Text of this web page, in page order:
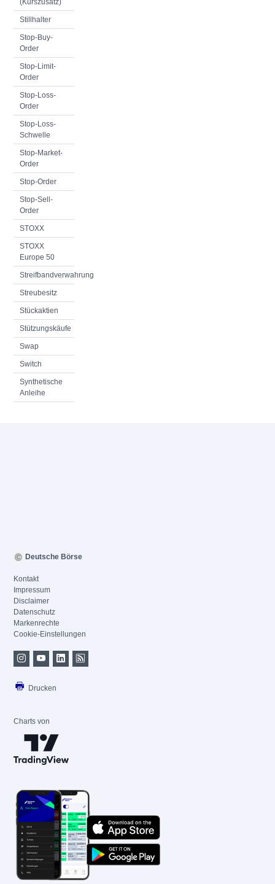
(Kurszusatz)
Stillhalter
Stop-Buy-
Order
Stop-Limit-
Order
Stop-Loss-
Order
Stop-Loss-
Schwelle
Stop-Market-
Order
Stop-Order
Stop-Sell-
Order
STOXX
STOXX
Europe 50
Streifbandverwahrung
Streubesitz
Stückaktien
Stützungskäufe
Swap
Switch
Synthetische
Anleihe
Deutsche Börse
Kontakt
Impressum
Disclaimer
Datenschutz
Markenrechte
Cookie-Einstellungen
Drucken
Charts von